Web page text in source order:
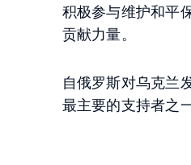
积极参与维护和平
贡献力量。
自俄罗斯对乌克兰
最主要的支持者之一